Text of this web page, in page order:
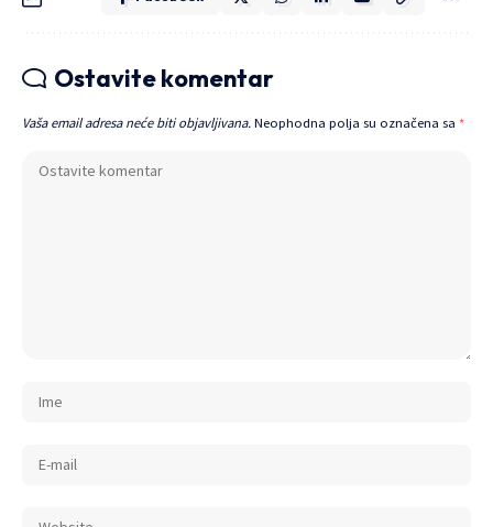
Ostavite komentar
Vaša email adresa neće biti objavljivana. Neophodna polja su označena sa *